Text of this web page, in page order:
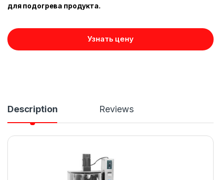
для подогрева продукта.
Узнать цену
Description Reviews